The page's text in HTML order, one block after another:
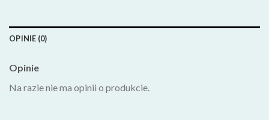
OPINIE (0)
Opinie
Na razie nie ma opinii o produkcie.